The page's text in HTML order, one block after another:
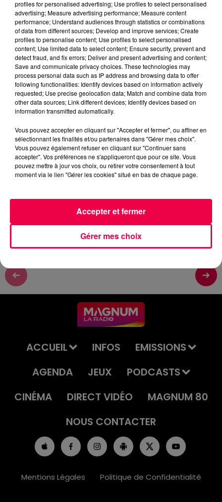
HOROSCOPE ASTROTOP
ASTRO
MAGNUM CAFE
Rémy
L'ASTROTOP TOUS LES MATINS A 6H45, 7H45 ET
8H45
8 juin 2026 - 1 min 35 sec
L'ASTROTOP DU LUNDI 8 JUIN
L'ASTROTOP DU LUNDI 8 JUIN
ACCUEIL INFOS
EMISSIONS
AGENDA
JEUX
PODCASTS
CINÉMA
DIRECT VIDÉO
MAGNUM 80
NOUS CONTACTER
Mentions Légales Politique de Confidentialité
profiles for personalised advertising; Use profiles to select personalised
advertising; Measure advertising performance; Measure content
performance; Understand audiences through statistics or combinations
of data from different sources; Develop and improve services; Create
profiles to personalise content; Use profiles to select personalised
content; Use limited data to select content; Ensure security, prevent and
detect fraud, and fix errors; Deliver and present advertising and content;
Save and communicate privacy choices. These technologies may
process personal data such as IP address and browsing data to offer
following functionalities: Identify devices based on information actively
requested; Use precise geolocation data; Match and combine data from
other data sources; Link different devices; Identify devices based on
information transmitted automatically.
Vous pouvez accepter en cliquant sur "Accepter et fermer", ou affiner en
sélectionnant les finalités et/ou partenaires dans "Gérer mes choix".
Vous pouvez également refuser en cliquant sur "Continuer sans
accepter". Vos préférences ne s'appliqueront que pour ce site. Vous
pouvez mettre à jour vos choix, ou retirer votre consentement à tout
moment via le lien "Gérer les cookies" situé en bas de chaque page.
Gérer mes choix
Accepter et fermer